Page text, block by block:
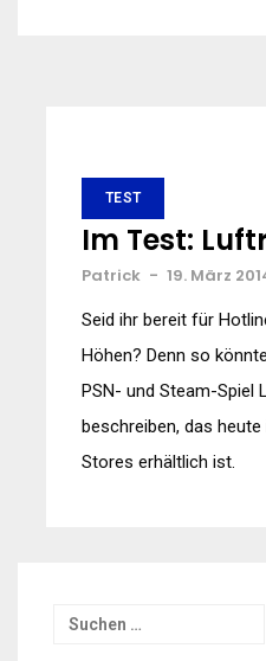
TEST
Im Test:
Patrick - 19. März
Seid ihr bereit für
Höhen? Denn so
PSN- und Steam-Spiel
beschreiben, das
Stores erhältlich ist.
Suchen